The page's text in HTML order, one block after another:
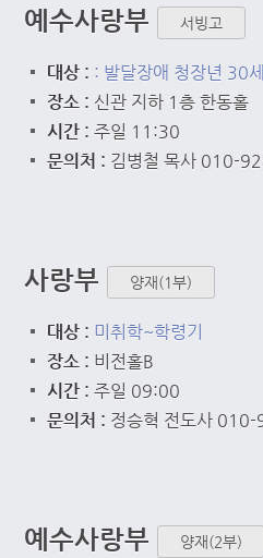
예수사랑부 서빙고
대상 : : 발달장애 청장년 30
장소 : 신관 지하 1층 한동홀
시간 :주일 11:30
문의처 : 김병철 목사 010-
사랑부 양재(1부)
대상 : 미취학~학령기
장소 : 비전홀B
시간 :주일 09:00
문의처 : 정승혁 전도사
예수사랑부 양재(2부)